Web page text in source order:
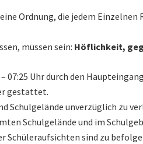
Ordnung, die jedem
müssen sein: Höflichkeit,
07:25 Uhr durch den
gestattet.
Schulgelände unverzüglich zu
Schulgelände und im
Schüleraufsichten sind zu